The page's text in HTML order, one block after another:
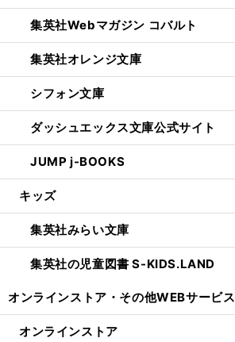
集英社Webマガジン コバルト
集英社オレンジ文庫
シフォン文庫
ダッシュエックス文庫公式サイト
JUMP j-BOOKS
キッズ
集英社みらい文庫
集英社の児童図書 S-KIDS.LAND
オンラインストア・ その他WEBサービス
オンラインストア